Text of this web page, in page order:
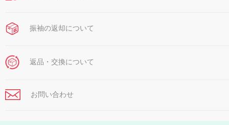
振袖の返却について
返品・交換について
お問い合わせ